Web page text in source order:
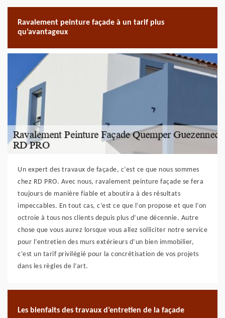
Ravalement peinture façade à un tarif plus
qu’avantageux
Un expert des travaux de façade, c’est ce que nous sommes
chez RD PRO. Avec nous, ravalement peinture façade se fera
toujours de manière fiable et aboutira à des résultats
impeccables. En tout cas, c’est ce que l’on propose et que l’on
octroie à tous nos clients depuis plus d’une décennie. Autre
chose que vous aurez lorsque vous allez solliciter notre service
pour l’entretien des murs extérieurs d’un bien immobilier,
c’est un tarif privilégié pour la concrétisation de vos projets
dans les règles de l’art.
Les bienfaits des travaux d’entretien de la façade